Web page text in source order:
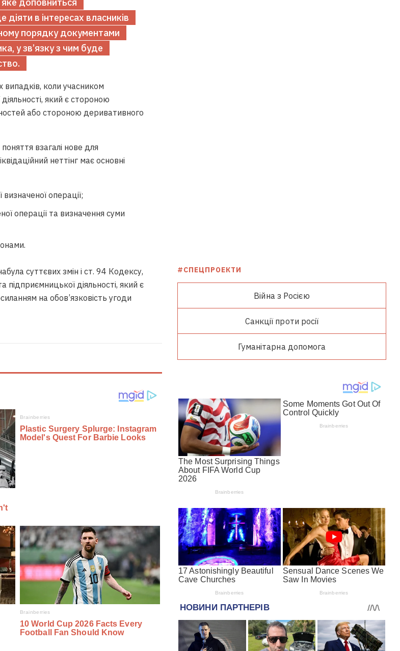
в інтересах власників
порядку документами
у зв’язку з чим буде
випадків, коли учасником
який є стороною
або стороною деривативного
взагалі нове для
неттінг має основні
операції;
операції та визначення суми
суттєвих змін і ст. 94 Кодексу,
підприємницької діяльності, який є
на обов’язковість угоди
#СПЕЦПРОЕКТИ
Війна з Росією
Санкції проти росії
Гуманітарна допомога